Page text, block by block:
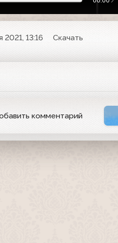
2021, 13:16
Скачать
комментарий